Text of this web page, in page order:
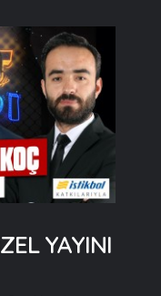
YAYINI